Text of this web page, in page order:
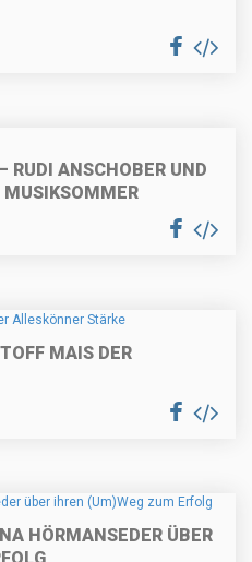
RUDI ANSCHOBER UND
MUSIKSOMMER
MAIS DER
HÖRMANSEDER ÜBER